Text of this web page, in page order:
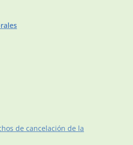
de cancelación de la